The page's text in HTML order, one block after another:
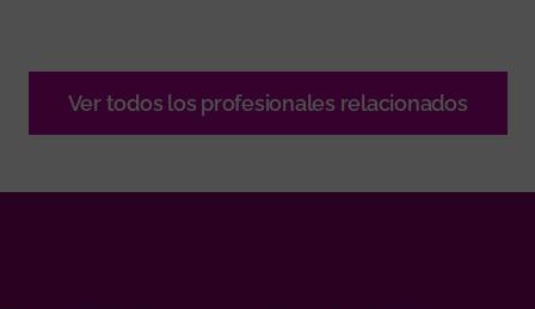
Ver todos los profesionales relacionados